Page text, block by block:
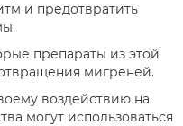
и предотвратить
препараты из этой
мигреней.
воздействию на
могут использоваться